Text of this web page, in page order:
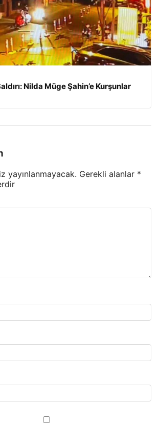
Nilda Müge Şahin’e Kurşunlar
yayınlanmayacak. Gerekli alanlar *